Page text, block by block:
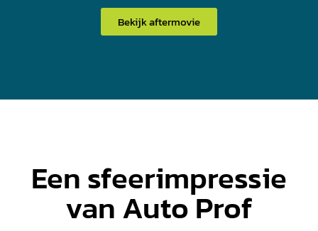
Bekijk aftermovie
Een sfeerimpressie
van Auto Prof